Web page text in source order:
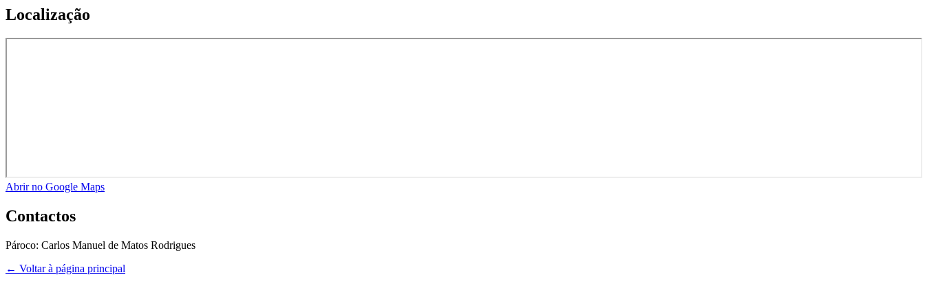
Localização
Abrir no Google Maps
Contactos
Pároco: Carlos Manuel de Matos Rodrigues
← Voltar à página principal